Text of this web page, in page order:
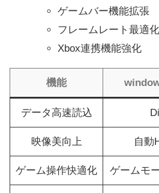
ゲームバー機能拡張
フレームレート最適
Xbox連携機能強化
機能
データ高速読込
映像美向上 自動
ゲーム操作快適化 ゲームモ